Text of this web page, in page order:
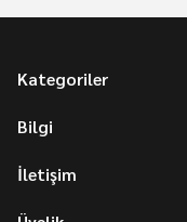
Kategoriler
Bilgi
İletişim